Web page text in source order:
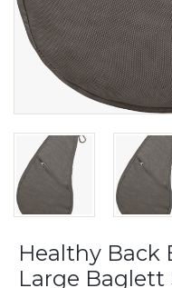
Healthy Back
Large Baglett